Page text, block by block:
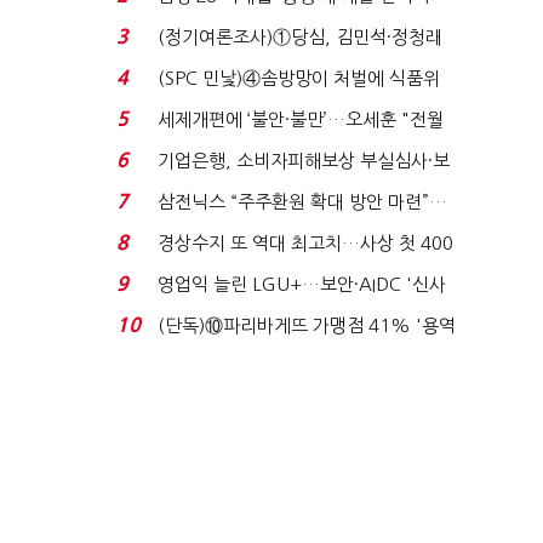
목…9월 ‘폴...
3
(정기여론조사)①당심, 김민석·정청래
'초접전'…대통령 ...
4
(SPC 민낯)④솜방망이 처벌에 식품위
생법 위반 반복...
5
세제개편에 ‘불안·불만’…오세훈 "전월
세 구하기 더 ...
6
기업은행, 소비자피해보상 부실심사·보
이스피싱 공시 ...
7
삼전닉스 “주주환원 확대 방안 마련”…
로이터에 성명...
8
경상수지 또 역대 최고치…사상 첫 400
억달러에 '3% 성...
9
영업익 늘린 LGU+…보안·AIDC '신사
업 드라이브'...
10
(단독)⑩파리바게뜨 가맹점 41% '용역